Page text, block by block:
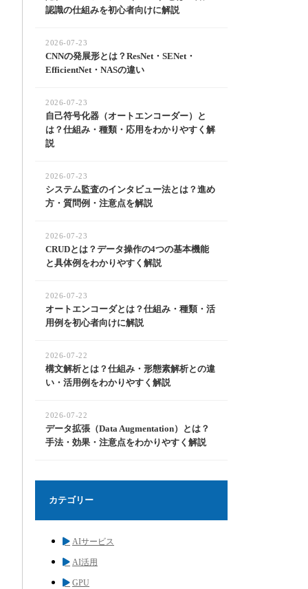
認識の仕組みを初心者向けに解説
CNNの発展形とは？ResNet・SENet・
EfficientNet・NASの違い
2026-07-23
自己符号化器（オートエンコーダー）と
は？仕組み・種類・応用をわかりやすく解
説
2026-07-23
システム監査のインタビュー法とは？進め
方・質問例・注意点を解説
2026-07-23
CRUDとは？データ操作の4つの基本機能
と具体例をわかりやすく解説
2026-07-23
オートエンコーダとは？仕組み・種類・活
用例を初心者向けに解説
2026-07-23
構文解析とは？仕組み・形態素解析との違
い・活用例をわかりやすく解説
2026-07-22
データ拡張（Data Augmentation）とは？
手法・効果・注意点をわかりやすく解説
2026-07-22
カテゴリー
AIサービス
AI活用
GPU